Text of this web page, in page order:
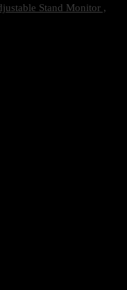
Stand Monitor ,